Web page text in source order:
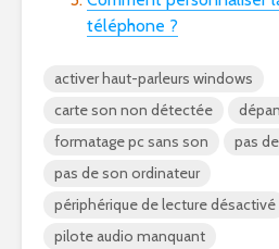
téléphone ?
activer haut-parleurs windows
carte son non détectée
formatage pc sans son
pas
pas de son ordinateur
périphérique de lecture désactivé
pilote audio manquant